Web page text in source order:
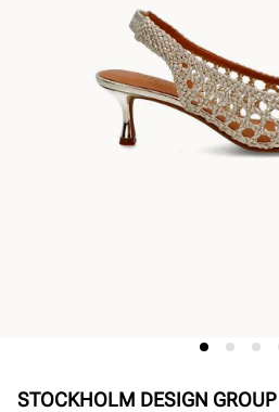
STOCKHOLM DESIGN GROUP